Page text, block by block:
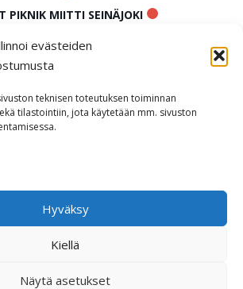
evästeiden
teknisen toteutuksen toiminnan
tilastointiin, jota käytetään mm. sivuston
Hyväksy
Kiellä
Näytä asetukset
PIKNIK MIITTI SEINÄJOKI
All Day